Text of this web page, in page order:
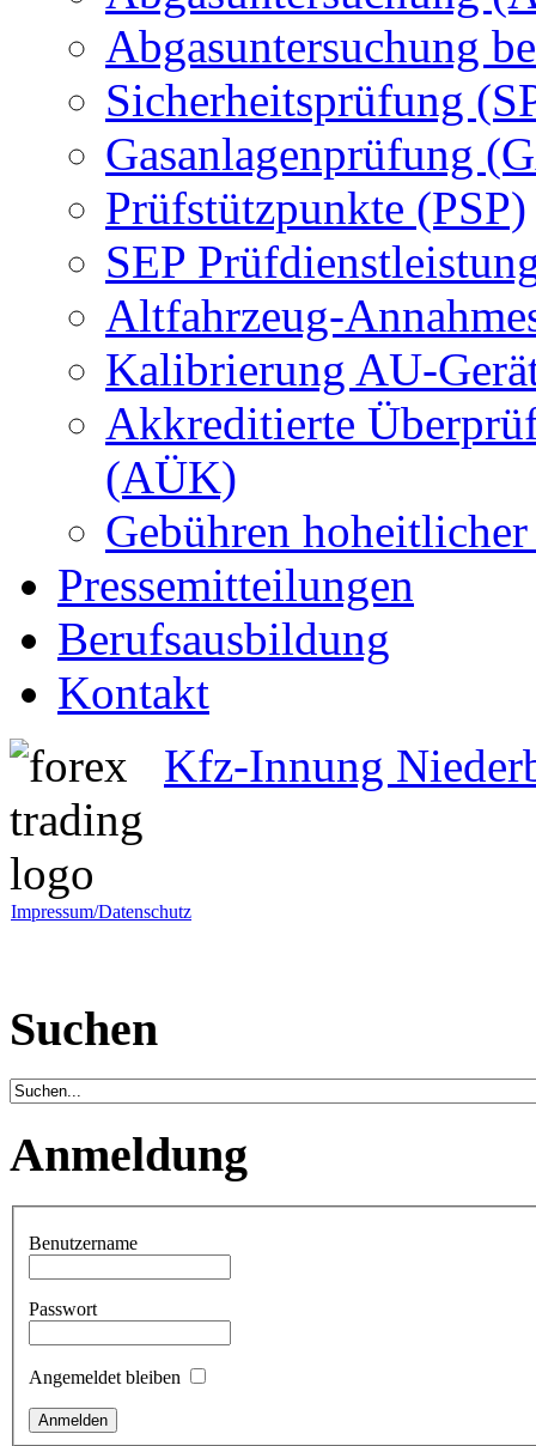
Abgasuntersuchung
Sicherheitsprüfung
Gasanlagenprüfung
Prüfstützpunkte (PSP)
SEP
Altfahrzeug-
Kalibrierung AU-
Akkreditierte
(AÜK)
Gebühren
Pressemitteilungen
Berufsausbildung
Kontakt
Kfz-Innung
Impressum/Datenschutz
Suchen
Anmeldung
Benutzername
Passwort
Angemeldet bleiben